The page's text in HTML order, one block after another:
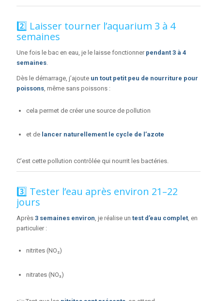
2️⃣ Laisser tourner l’aquarium 3 à 4
semaines
Une fois le bac en eau, je le laisse fonctionner pendant 3 à 4
semaines.
Dès le démarrage, j’ajoute un tout petit peu de nourriture pour
poissons, même sans poissons :
cela permet de créer une source de pollution
et de lancer naturellement le cycle de l’azote
C’est cette pollution contrôlée qui nourrit les bactéries.
3️⃣ Tester l’eau après environ 21–22
jours
Après 3 semaines environ, je réalise un test d’eau complet, en
particulier :
nitrites (NO₂)
nitrates (NO₃)